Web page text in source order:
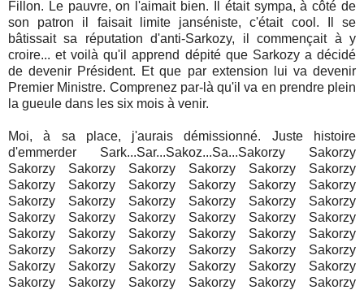
Fillon. Le pauvre, on l'aimait bien. Il était sympa, à côté de
son patron il faisait limite janséniste, c'était cool. Il se
bâtissait sa réputation d'anti-Sarkozy, il commençait à y
croire... et voilà qu'il apprend dépité que Sarkozy a décidé
de devenir Président. Et que par extension lui va devenir
Premier Ministre. Comprenez par-là qu'il va en prendre plein
la gueule dans les six mois à venir.
Moi, à sa place, j'aurais démissionné. Juste histoire
d'emmerder Sark...Sar...Sakoz...Sa...Sakorzy Sakorzy
Sakorzy Sakorzy Sakorzy Sakorzy Sakorzy Sakorzy
Sakorzy Sakorzy Sakorzy Sakorzy Sakorzy Sakorzy
Sakorzy Sakorzy Sakorzy Sakorzy Sakorzy Sakorzy
Sakorzy Sakorzy Sakorzy Sakorzy Sakorzy Sakorzy
Sakorzy Sakorzy Sakorzy Sakorzy Sakorzy Sakorzy
Sakorzy Sakorzy Sakorzy Sakorzy Sakorzy Sakorzy
Sakorzy Sakorzy Sakorzy Sakorzy Sakorzy Sakorzy
Sakorzy Sakorzy Sakorzy Sakorzy Sakorzy Sakorzy